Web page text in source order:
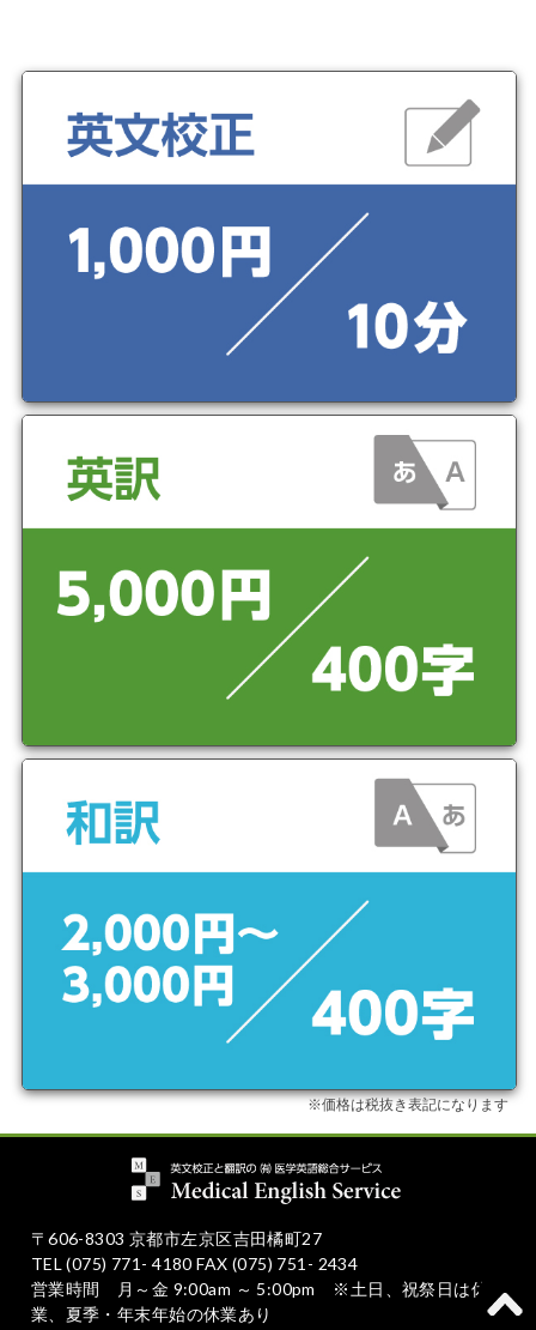
※価格は税抜き表記になります
〒606-8303 京都市左京区吉田橘町27
TEL (075) 771- 4180 FAX (075) 751- 2434
営業時間 月～金 9:00am ～ 5:00pm ※土日、祝祭日は休
業、夏季・年末年始の休業あり